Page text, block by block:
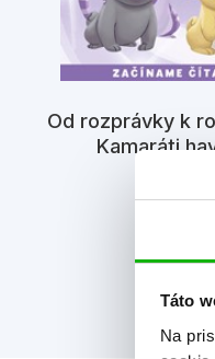
Táto
Na
Od rozprávky k
Kamaráti